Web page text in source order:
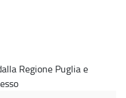
Regione Puglia e